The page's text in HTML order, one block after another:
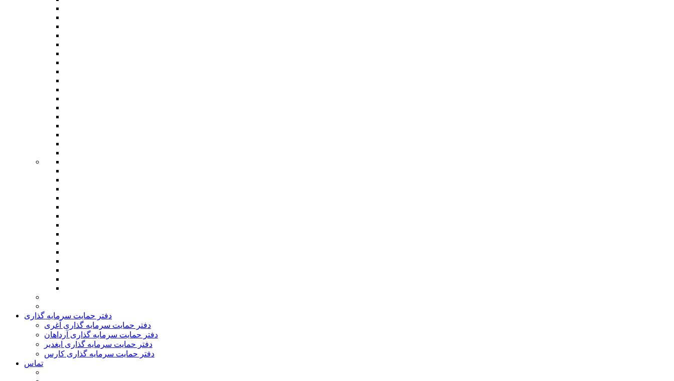
دفتر حمایت سرمایه گذاری
دفتر حمایت سرمایه گذاری آغری
دفتر حمایت سرمایه گذاری آرداهان
دفتر حمایت سرمایه گذاری ایغدیر
دفتر حمایت سرمایه گذاری کارس
تماس